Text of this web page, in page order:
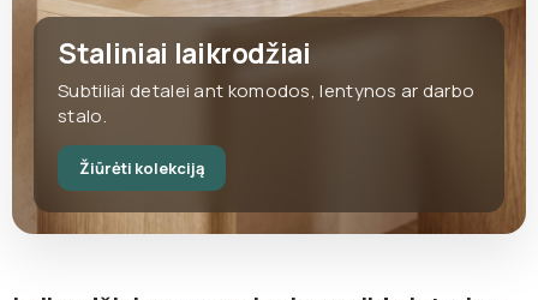
Staliniai laikrodžiai
Subtiliai detalei ant komodos, lentynos ar darbo
stalo.
Žiūrėti kolekciją